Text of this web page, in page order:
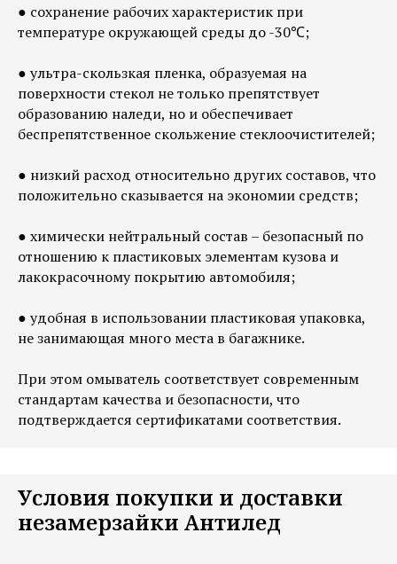
● сохранение рабочих характеристик при
температуре окружающей среды до -30℃;
● ультра-скользкая пленка, образуемая на
поверхности стекол не только препятствует
образованию наледи, но и обеспечивает
беспрепятственное скольжение стеклоочистителей;
● низкий расход относительно других составов, что
положительно сказывается на экономии средств;
● химически нейтральный состав – безопасный по
отношению к пластиковых элементам кузова и
лакокрасочному покрытию автомобиля;
● удобная в использовании пластиковая упаковка,
не занимающая много места в багажнике.
При этом омыватель соответствует современным
стандартам качества и безопасности, что
подтверждается сертификатами соответствия.
Условия покупки и доставки
незамерзайки Антилед